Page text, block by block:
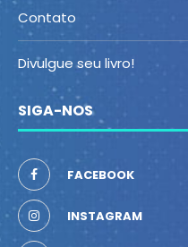
Contato
Divulgue seu livro!
SIGA-NOS
FACEBOOK
INSTAGRAM